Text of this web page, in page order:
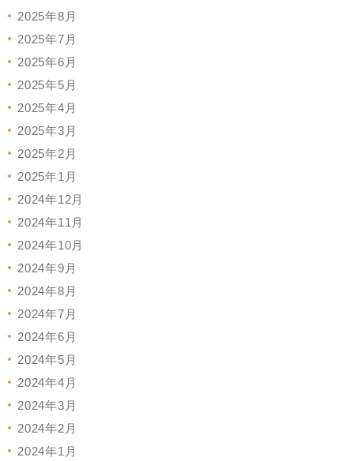
2025年8月
2025年7月
2025年6月
2025年5月
2025年4月
2025年3月
2025年2月
2025年1月
2024年12月
2024年11月
2024年10月
2024年9月
2024年8月
2024年7月
2024年6月
2024年5月
2024年4月
2024年3月
2024年2月
2024年1月